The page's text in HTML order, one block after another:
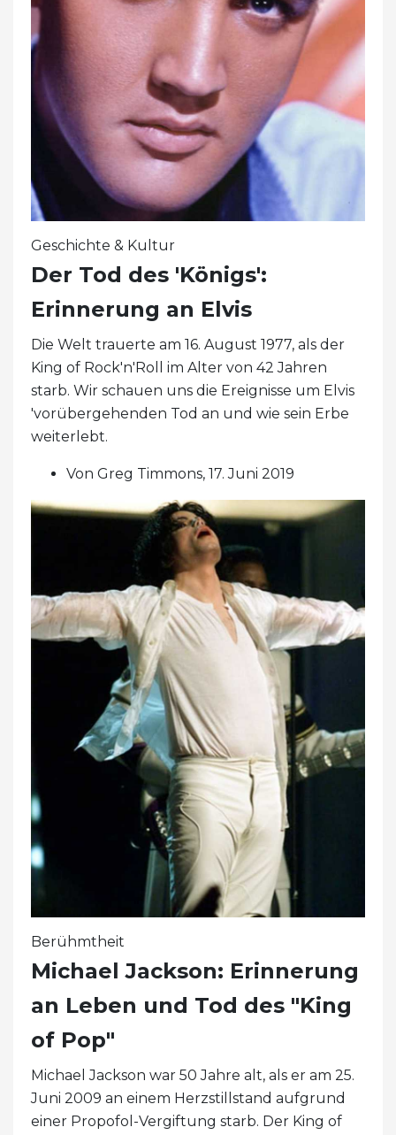
Geschichte & Kultur
Der Tod des 'Königs':
Erinnerung an Elvis
Die Welt trauerte am 16. August 1977, als der
King of Rock'n'Roll im Alter von 42 Jahren
starb. Wir schauen uns die Ereignisse um Elvis
'vorübergehenden Tod an und wie sein Erbe
weiterlebt.
Von Greg Timmons, 17. Juni 2019
Berühmtheit
Michael Jackson: Erinnerung
an Leben und Tod des "King
of Pop"
Michael Jackson war 50 Jahre alt, als er am 25.
Juni 2009 an einem Herzstillstand aufgrund
einer Propofol-Vergiftung starb. Der King of